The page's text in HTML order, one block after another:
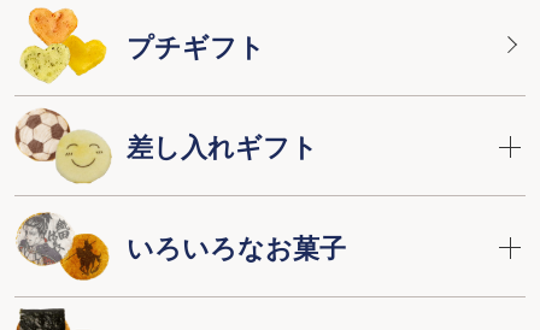
プチギフト
差し入れギフト
いろいろなお菓子